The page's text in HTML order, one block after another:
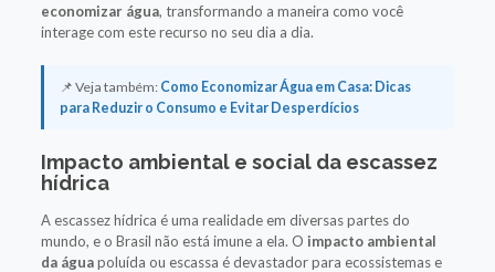
economizar água, transformando a maneira como você
interage com este recurso no seu dia a dia.
📌 Veja também: Como Economizar Água em Casa: Dicas
para Reduzir o Consumo e Evitar Desperdícios
Impacto ambiental e social da escassez
hídrica
A escassez hídrica é uma realidade em diversas partes do
mundo, e o Brasil não está imune a ela. O impacto ambiental
da águapoluída ou escassa é devastador para ecossistemas e